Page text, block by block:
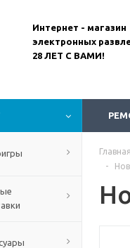
Интернет - магазин
электронных
28 ЛЕТ С ВАМИ!
Главная
-